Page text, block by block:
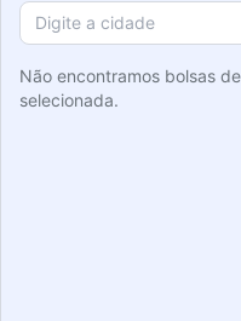
Não encontramos bolsas
selecionada.